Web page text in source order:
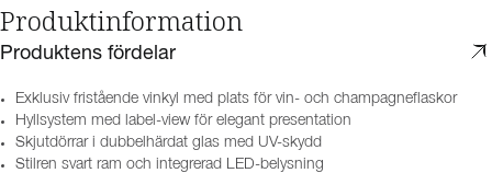
Produktinformation
Produktens fördelar
Exklusiv fristående vinkyl med plats för vin- och champagneflaskor
Hyllsystem med label-view för elegant presentation
Skjutdörrar i dubbelhärdat glas med UV-skydd
Stilren svart ram och integrerad LED-belysning